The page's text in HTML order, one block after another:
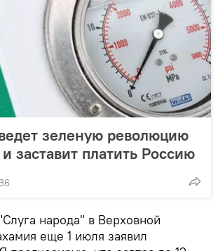
зеленую революцию
заставит платить Россию
народа" в Верховной
еще 1 июля заявил